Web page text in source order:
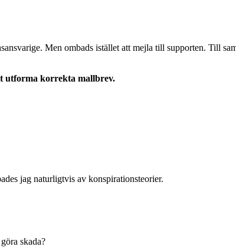
Men ombads istället att mejla till supporten. Till
utforma korrekta mallbrev.
jag naturligtvis av konspirationsteorier.
skada?